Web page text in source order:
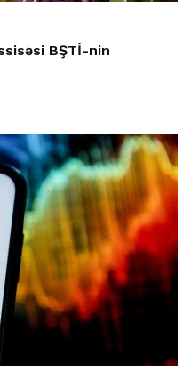
BŞTİ-nin